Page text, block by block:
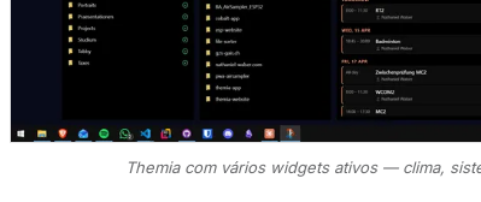
Themia com vários widgets ativos — clima,